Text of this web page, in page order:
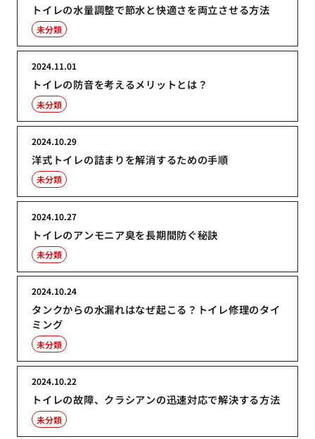
トイレの水量調整で節水と快適さを両立させる方法
未分類
トイレの防音を考えるメリットとは？
2024.11.01
未分類
洋式トイレの詰まりを解消するための手順
2024.10.29
未分類
トイレのアンモニア臭を長期間防ぐ秘訣
2024.10.27
未分類
タンクからの水漏れはなぜ起こる？トイレ修理のタイ
ミング
2024.10.24
未分類
トイレの故障、クラシアンの迅速対応で解決する方法
2024.10.22
未分類